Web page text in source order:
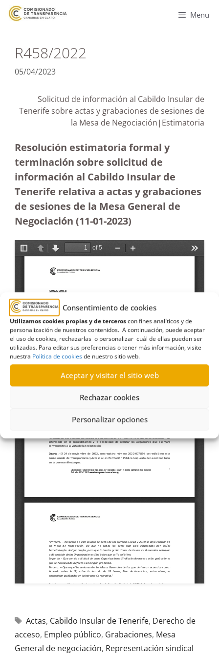
Consentimiento de cookies
Utilizamos cookies propias y de terceroscon fines analíticos y de
personalización de nuestros contenidos. A continuación, puede aceptar
el uso de cookies, rechazarlas o personalizar cuál de ellas pueden ser
utilizadas. Para editar sus preferencias o tener más información, visite
nuestra Política de cookiesde nuestro sitio web.
Aceptar y visitar el sitio web
Rechazar cookies
Personalizar opciones
Menu
R458/2022
05/04/2023
Solicitud de información al Cabildo Insular de
Tenerife sobre actas y grabaciones de sesiones de
la Mesa de Negociación|Estimatoria
Resolución estimatoria formal y
terminación sobre solicitud de
información al Cabildo Insular de
Tenerife relativa a actas y grabaciones
de sesiones de la Mesa General de
Negociación (11-01-2023)
Actas, Cabildo Insular de Tenerife, Derecho de
acceso, Empleo público, Grabaciones, Mesa
General de negociación, Representación sindical